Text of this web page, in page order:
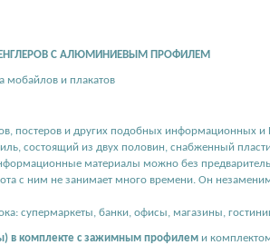
С АЛЮМИНИЕВЫМ ПРОФИЛЕМ
мобайлов и плакатов
постеров и других подобных информационных и
состоящий из двух половин, снабженный
материалы можно без
с ним не занимает много времени. Он незаменим
супермаркеты, банки, офисы, магазины,
в комплекте с зажимным профилем и